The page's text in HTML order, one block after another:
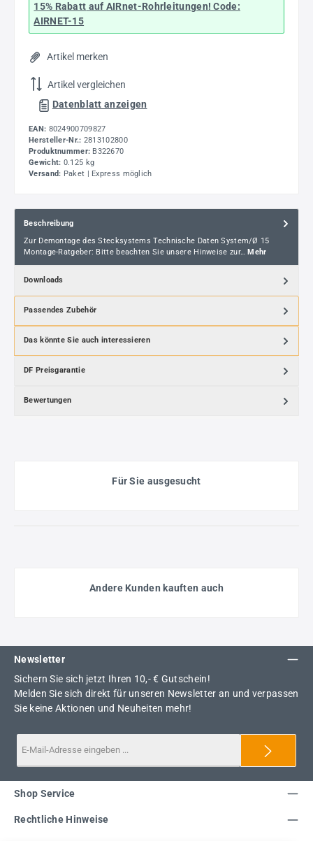
15% Rabatt auf AIRnet-Rohrleitungen! Code:
AIRNET-15
Artikel merken
Artikel vergleichen
Datenblatt anzeigen
EAN: 8024900709827
Hersteller-Nr.: 2813102800
Produktnummer: B322670
Gewicht: 0.125 kg
Versand: Paket | Express möglich
Beschreibung
Zur Demontage des Stecksystems Technische Daten System/Ø 15
Montage-Ratgeber: Bitte beachten Sie unsere Hinweise zur…Mehr
Downloads
Passendes Zubehör
Das könnte Sie auch interessieren
DF Preisgarantie
Bewertungen
Für Sie ausgesucht
Andere Kunden kauften auch
Newsletter
Sichern Sie sich jetzt Ihren 10,- € Gutschein!
Melden Sie sich direkt für unseren Newsletter an und verpassen
Sie keine Aktionen und Neuheiten mehr!
Shop Service
Rechtliche Hinweise